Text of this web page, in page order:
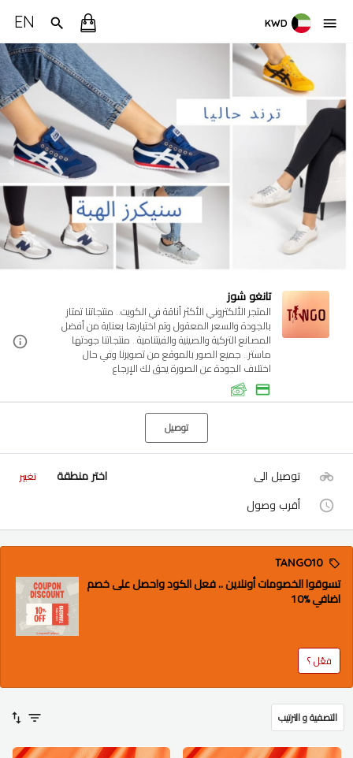
KWD
EN
تانغو شوز
المتجر الألكتروني الأكثر أناقة في الكويت.. منتجاتنا تمتاز
بالجودة والسعر المعقول وتم اختيارها بعناية من أفضل
المصانع التركية والصينية والفيتنامية.. منتجاتنا جودتها
ماستر.. جميع الصور بالموقع من تصويرنا وفي حال
اختلاف الجودة عن الصورة يحق لك الإرجاع
توصيل
توصيل الى اختر منطقة تغيير
أقرب وصول
TANGO10
تسوقوا الخصومات أونلاين .. فعل الكود واحصل على خصم
اضافي %10
فعّل ؟
التصفية و الترتيب